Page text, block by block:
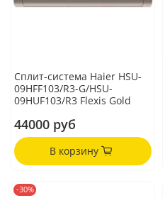
Сплит-система Haier HSU-
09HFF103/R3-G/HSU-
09HUF103/R3 Flexis Gold
44000 руб
В корзину
-30%